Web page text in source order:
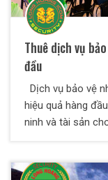
Thuê dịch vụ
đầu
Dịch vụ bảo vệ
hiệu quả hàng
ninh và tài sản